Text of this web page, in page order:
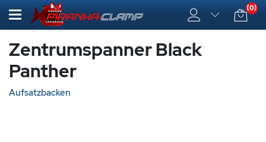
(0)
Zentrumspanner Black
Panther
Aufsatzbacken